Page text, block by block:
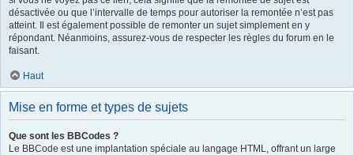
désactivée ou que l’intervalle de temps pour autoriser la remontée n’est pas
atteint. Il est également possible de remonter un sujet simplement en y
répondant. Néanmoins, assurez-vous de respecter les règles du forum en le
faisant.
Haut
Mise en forme et types de sujets
Que sont les BBCodes ?
Le BBCode est une implantation spéciale au langage HTML, offrant un large